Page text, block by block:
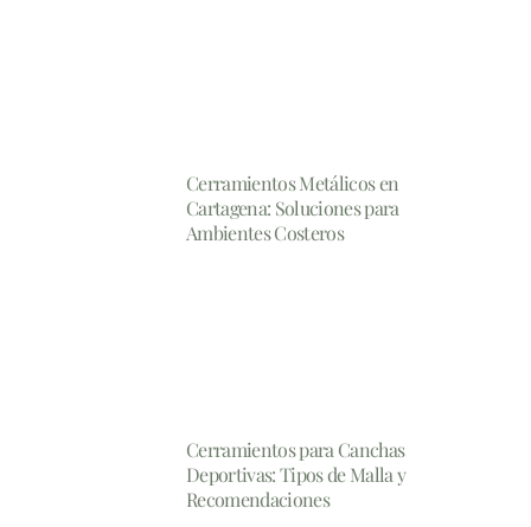
Cerramientos Metálicos en
Cartagena: Soluciones para
Ambientes Costeros
Cerramientos para Canchas
Deportivas: Tipos de Malla y
Recomendaciones